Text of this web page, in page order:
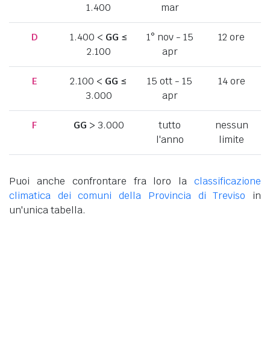
1.400
mar
D 1.400 < GG ≤
2.100
1° nov - 15
apr
12 ore
E 2.100 < GG ≤
3.000
15 ott - 15
apr
14 ore
F GG > 3.000
tutto
l'anno
nessun
limite
Puoi anche confrontare fra loro la classificazione
climatica dei comuni della Provincia di Treviso in
un'unica tabella.